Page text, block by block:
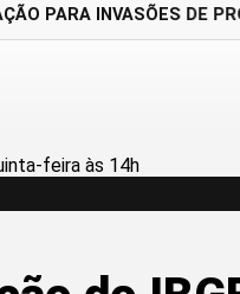
PARA INVASÕES DE